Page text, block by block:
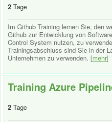
2 Tage
Im Github Training lernen Sie, den
Github zur Entwicklung von
Control System nutzen, zu
Trainingsabschluss sind Sie in der
Unternehmen zu verwenden. [mehr]
Training Azure
2 Tage